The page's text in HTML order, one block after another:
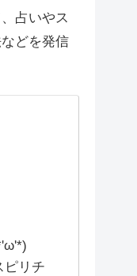
占いやス
どを発信
ピリチ